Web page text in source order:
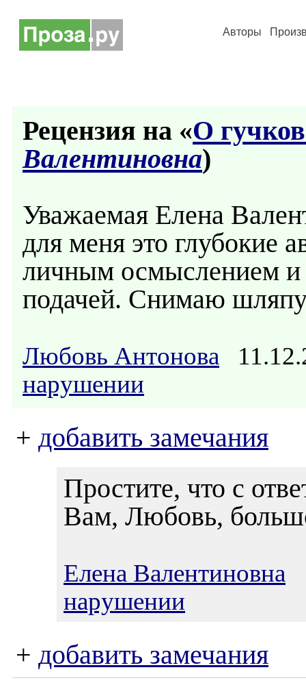
Авторы
Рецензия на «О
Валентиновна)
Уважаемая Елена
для меня это глубокие
личным осмыслением и
подачей. Снимаю
Любовь Антонова
нарушении
+ добавить замечания
Простите, что с
Вам, Любовь,
Елена Валентиновна
нарушении
+ добавить замечания